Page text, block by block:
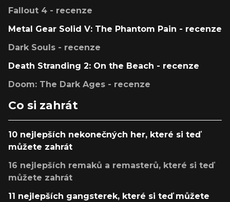
Fallout 4 - recenze
Metal Gear Solid V: The Phantom Pain - recenze
Dark Souls - recenze
Death Stranding 2: On the Beach - recenze
Doom: The Dark Ages - recenze
Co si zahrát
10 nejlepších nekonečných her, které si teď
můžete zahrát
16 nejlepších remaků a remasterů, které si teď
můžete zahrát
11 nejlepších gangsterek, které si teď můžete